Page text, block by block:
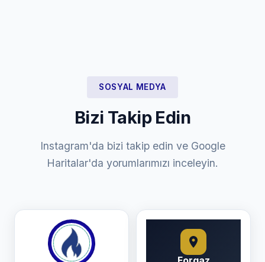
SOSYAL MEDYA
Bizi Takip Edin
Instagram'da bizi takip edin ve Google
Haritalar'da yorumlarımızı inceleyin.